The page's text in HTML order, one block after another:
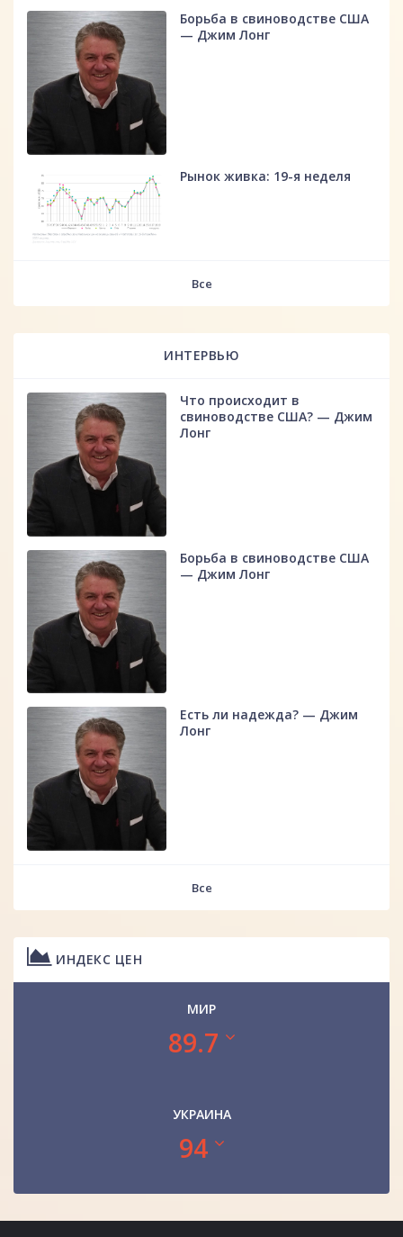
Борьба в свиноводстве США
— Джим Лонг
Рынок живка: 19-я неделя
Все
ИНТЕРВЬЮ
Что происходит в
свиноводстве США? — Джим
Лонг
Борьба в свиноводстве США
— Джим Лонг
Есть ли надежда? — Джим
Лонг
Все
ИНДЕКС ЦЕН
МИР
89.7
УКРАИНА
94